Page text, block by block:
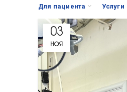
Для пациента Услуги
03
НОЯ